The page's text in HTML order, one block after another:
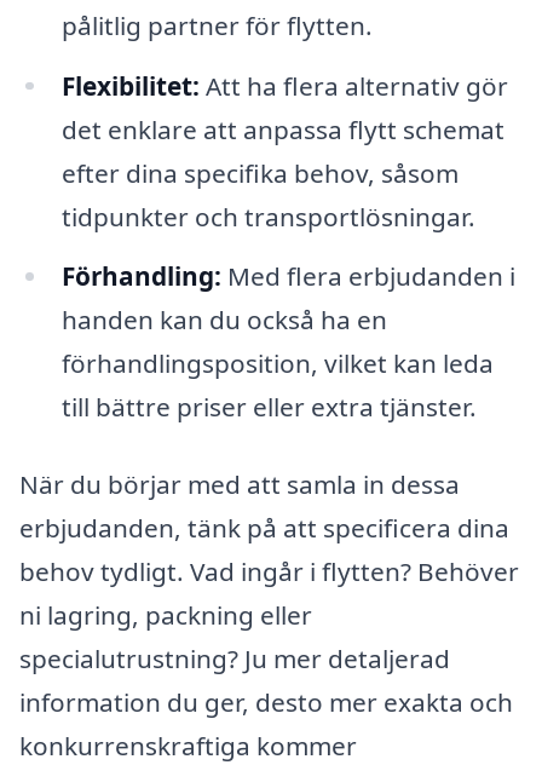
pålitlig partner för flytten.
Flexibilitet: Att ha flera alternativ gör
det enklare att anpassa flytt schemat
efter dina specifika behov, såsom
tidpunkter och transportlösningar.
Förhandling: Med flera erbjudanden i
handen kan du också ha en
förhandlingsposition, vilket kan leda
till bättre priser eller extra tjänster.
När du börjar med att samla in dessa
erbjudanden, tänk på att specificera dina
behov tydligt. Vad ingår i flytten? Behöver
ni lagring, packning eller
specialutrustning? Ju mer detaljerad
information du ger, desto mer exakta och
konkurrenskraftiga kommer